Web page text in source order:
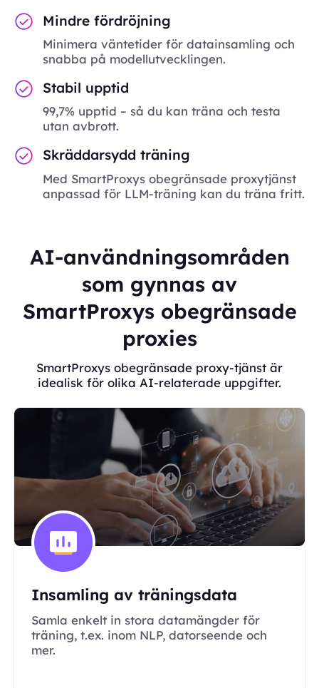
Mindre fördröjning
Minimera väntetider för datainsamling och
snabba på modellutvecklingen.
Stabil upptid
99,7% upptid – så du kan träna och testa
utan avbrott.
Skräddarsydd träning
Med SmartProxys obegränsade proxytjänst
anpassad för LLM-träning kan du träna fritt.
AI-användningsområden
som gynnas av
SmartProxys obegränsade
proxies
SmartProxys obegränsade proxy-tjänst är
idealisk för olika AI-relaterade uppgifter.
Insamling av träningsdata
Samla enkelt in stora datamängder för
träning, t.ex. inom NLP, datorseende och
mer.